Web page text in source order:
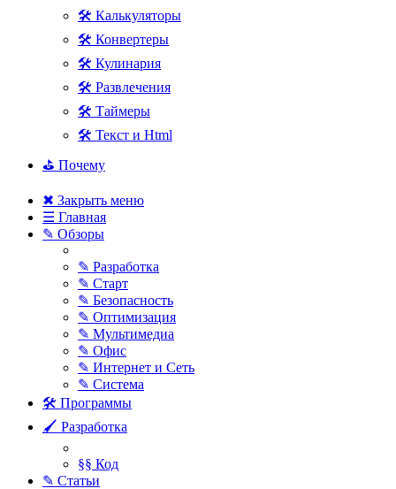
🛠 Калькуляторы
🛠 Конвертеры
🛠 Кулинария
🛠 Развлечения
🛠 Таймеры
🛠 Текст и Html
⛳ Почему
✖ Закрыть меню
☰ Главная
✎ Обзоры
✎ Разработка
✎ Старт
✎ Безопасность
✎ Оптимизация
✎ Мультимедиа
✎ Офис
✎ Интернет и Сеть
✎ Система
🛠 Программы
🖌 Разработка
§§ Код
✎ Статьи